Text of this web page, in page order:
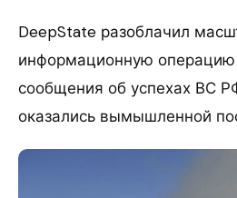
DeepState разоблачил
информационную
сообщения об успехах ВС
оказались вымышленной